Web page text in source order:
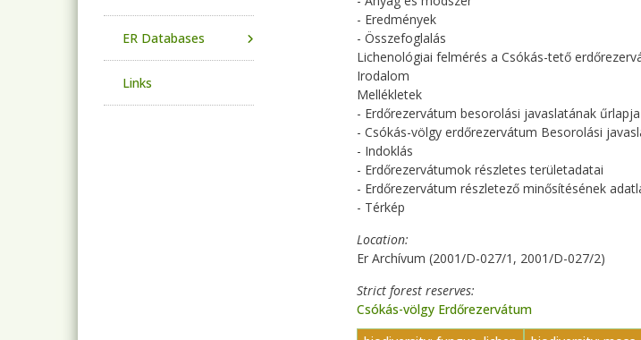
- Eredmények
- Összefoglalás
Lichenológiai felmérés a Csókás-tető
Irodalom
Mellékletek
- Erdőrezervátum besorolási javaslatának űrlapja
- Csókás-völgy erdőrezervátum Besorolási
- Indoklás
- Erdőrezervátumok részletes területadatai
- Erdőrezervátum részletező minősítésének
- Térkép
Location
Er Archívum (2001/D-027/1, 2001/D-027/2)
Strict forest reserves
Csókás-völgy Erdőrezervátum
ER Databases
Links